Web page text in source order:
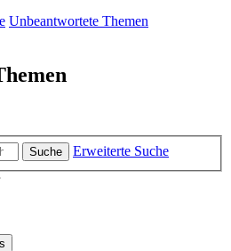
Unbeantwortete Themen
Suche
Erweiterte Suche